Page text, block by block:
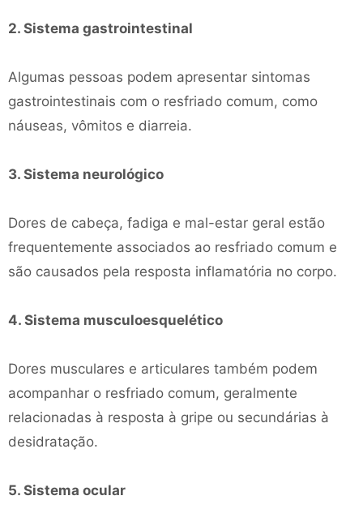
2. Sistema gastrointestinal
Algumas pessoas podem apresentar sintomas
gastrointestinais com o resfriado comum, como
náuseas, vômitos e diarreia.
3. Sistema neurológico
Dores de cabeça, fadiga e mal-estar geral estão
frequentemente associados ao resfriado comum e
são causados ​​pela resposta inflamatória no corpo.
4. Sistema musculoesquelético
Dores musculares e articulares também podem
acompanhar o resfriado comum, geralmente
relacionadas à resposta à gripe ou secundárias à
desidratação.
5. Sistema ocular